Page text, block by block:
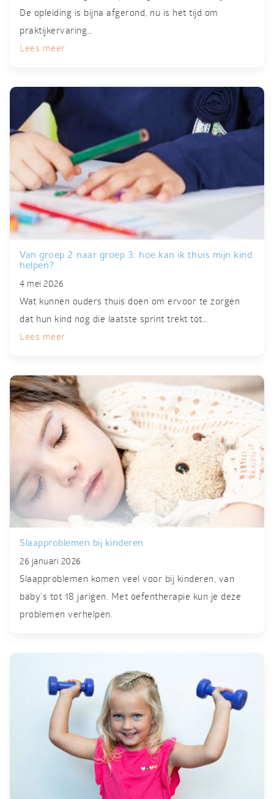
De opleiding is bijna afgerond, nu is het tijd om
praktijkervaring…
Lees meer
Van groep 2 naar groep 3: hoe kan ik thuis mijn kind
helpen?
4 mei 2026
Wat kunnen ouders thuis doen om ervoor te zorgen
dat hun kind nog die laatste sprint trekt tot…
Lees meer
Slaapproblemen bij kinderen
26 januari 2026
Slaapproblemen komen veel voor bij kinderen, van
baby’s tot 18 jarigen. Met oefentherapie kun je deze
problemen verhelpen.